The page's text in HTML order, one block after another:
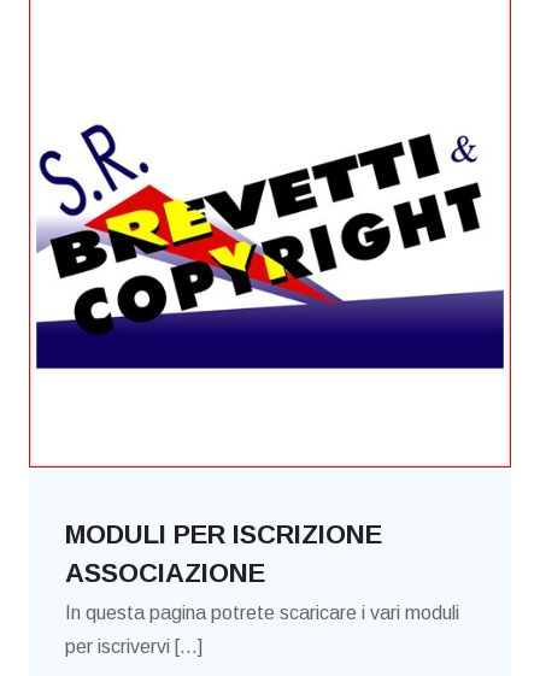
MODULI PER ISCRIZIONE
ASSOCIAZIONE
In questa pagina potrete scaricare i vari moduli
per iscrivervi [...]